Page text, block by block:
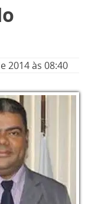
2014às 08:40